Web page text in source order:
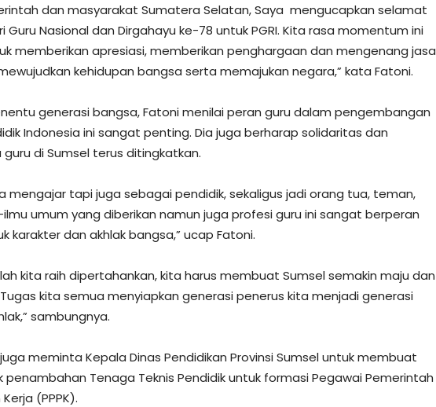
dan masyarakat Sumatera Selatan, Saya mengucapkan selamat
Nasional dan Dirgahayu ke-78 untuk PGRI. Kita rasa momentum ini
memberikan apresiasi, memberikan penghargaan dan mengenang jasa
kehidupan bangsa serta memajukan negara,” kata Fatoni.
generasi bangsa, Fatoni menilai peran guru dalam pengembangan
Indonesia ini sangat penting. Dia juga berharap solidaritas dan
di Sumsel terus ditingkatkan.
mengajar tapi juga sebagai pendidik, sekaligus jadi orang tua, teman,
umum yang diberikan namun juga profesi guru ini sangat berperan
karakter dan akhlak bangsa,” ucap Fatoni.
kita raih dipertahankan, kita harus membuat Sumsel semakin maju dan
kita semua menyiapkan generasi penerus kita menjadi generasi
sambungnya.
meminta Kepala Dinas Pendidikan Provinsi Sumsel untuk membuat
penambahan Tenaga Teknis Pendidik untuk formasi Pegawai Pemerintah
(PPPK).